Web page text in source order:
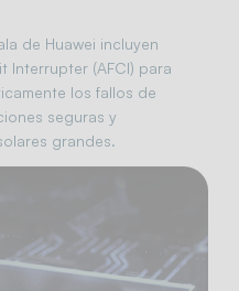
de Huawei incluyen
Interrupter (AFCI) para
los fallos de
seguras y
grandes.